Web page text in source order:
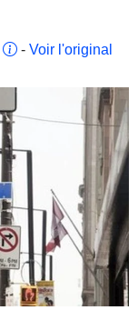
- Voir l'original